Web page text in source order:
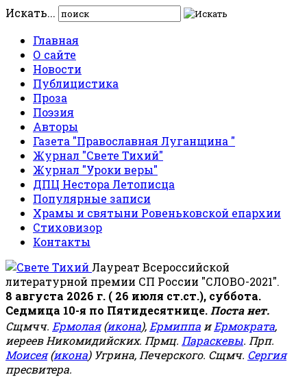
Искать...
Главная
О сайте
Новости
Публицистика
Проза
Поэзия
Авторы
Газета "Православная Луганщина "
Журнал "Свете Тихий"
Журнал "Уроки веры"
ДПЦ Нестора Летописца
Популярные записи
Храмы и святыни Ровеньковской епархии
Стиховизор
Контакты
Лауреат Всероссийской
литературной премии СП России "СЛОВО-2021".
8 августа 2026 г. ( 26 июля ст.ст.), суббота.
Седмица 10-я по Пятидесятнице. Поста нет.
Сщмчч. Ермолая(икона), Ермиппа иЕрмократа,
иереев Никомидийских. Прмц. Параскевы. Прп.
Моисея(икона) Угрина, Печерского. Сщмч. Сергия
пресвитера.